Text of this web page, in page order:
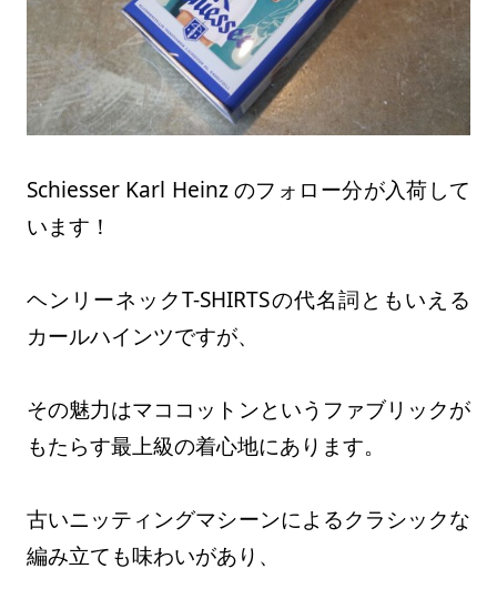
Schiesser Karl Heinz のフォロー分が入荷して
います！
ヘンリーネックT-SHIRTSの代名詞ともいえる
カールハインツですが、
その魅力はマココットンというファブリックが
もたらす最上級の着心地にあります。
古いニッティングマシーンによるクラシックな
編み立ても味わいがあり、